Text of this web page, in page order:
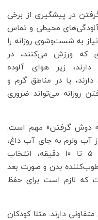
در پیشگیری از برخی
آلودگی‌های محیطی و تماس
به شست‌وشوی روزانه را
که ورزش می‌کنند، در
زیر هوای آلوده
یا در مناطق گرم و
روزانه می‌تواند ضروری
دوش گرفتن» مهم است.
آب ولرم به جای آب داغ،
محدود کردن زمان استحمام به ۵ تا ۱۰ دقیقه، انتخاب
بدن و صورت بعد
که لازم است برای حفظ
دارند. مثلا کودکان